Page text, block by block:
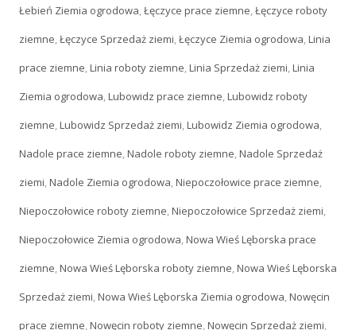
Łebień Ziemia ogrodowa,Łęczyce prace ziemne,Łęczyce roboty
ziemne,Łęczyce Sprzedaż ziemi,Łęczyce Ziemia ogrodowa,Linia
prace ziemne,Linia roboty ziemne,Linia Sprzedaż ziemi,Linia
Ziemia ogrodowa,Lubowidz prace ziemne,Lubowidz roboty
ziemne,Lubowidz Sprzedaż ziemi,Lubowidz Ziemia ogrodowa,
Nadole prace ziemne,Nadole roboty ziemne,Nadole Sprzedaż
ziemi,Nadole Ziemia ogrodowa,Niepoczołowice prace ziemne,
Niepoczołowice roboty ziemne,Niepoczołowice Sprzedaż ziemi,
Niepoczołowice Ziemia ogrodowa,Nowa Wieś Lęborska prace
ziemne,Nowa Wieś Lęborska roboty ziemne,Nowa Wieś Lęborska
Sprzedaż ziemi,Nowa Wieś Lęborska Ziemia ogrodowa,Nowęcin
prace ziemne,Nowęcin roboty ziemne,Nowęcin Sprzedaż ziemi,